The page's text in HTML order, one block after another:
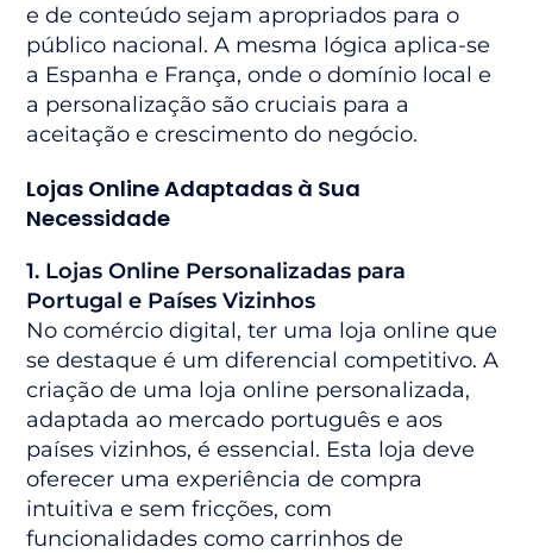
e de conteúdo sejam apropriados para o
público nacional. A mesma lógica aplica-se
a Espanha e França, onde o domínio local e
a personalização são cruciais para a
aceitação e crescimento do negócio.
Lojas Online Adaptadas à Sua
Necessidade
1. Lojas Online Personalizadas para
Portugal e Países Vizinhos
No comércio digital, ter uma loja online que
se destaque é um diferencial competitivo. A
criação de uma loja online personalizada,
adaptada ao mercado português e aos
países vizinhos, é essencial. Esta loja deve
oferecer uma experiência de compra
intuitiva e sem fricções, com
funcionalidades como carrinhos de